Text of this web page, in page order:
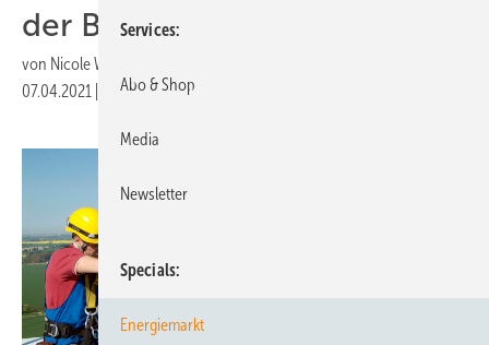
der Branche
von Nicole Weinhold
07.04.2021
Druckvorschau
Services
Abo & Shop
Media
Newsletter
Specials
Energiemarkt